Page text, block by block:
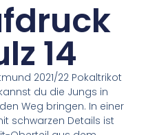
14
2021/22 Pokaltrikot
du die Jungs in
Weg bringen. In einer
schwarzen Details ist